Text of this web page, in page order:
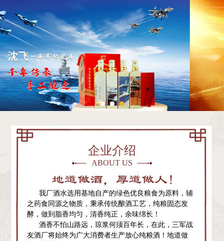
企业介绍
ABOUT US
我厂酒水选用基地自产的绿色优良粮食为原料，辅
之药食同源之物质，秉承传统酿酒工艺，纯粮固态发
酵，做到脂香均匀，清香纯正，余味绵长！
酒香不怕山路远，琼浆何须百年长，在此，三军战
友酒厂将始终为广大消费者生产放心纯粮酒！地道做